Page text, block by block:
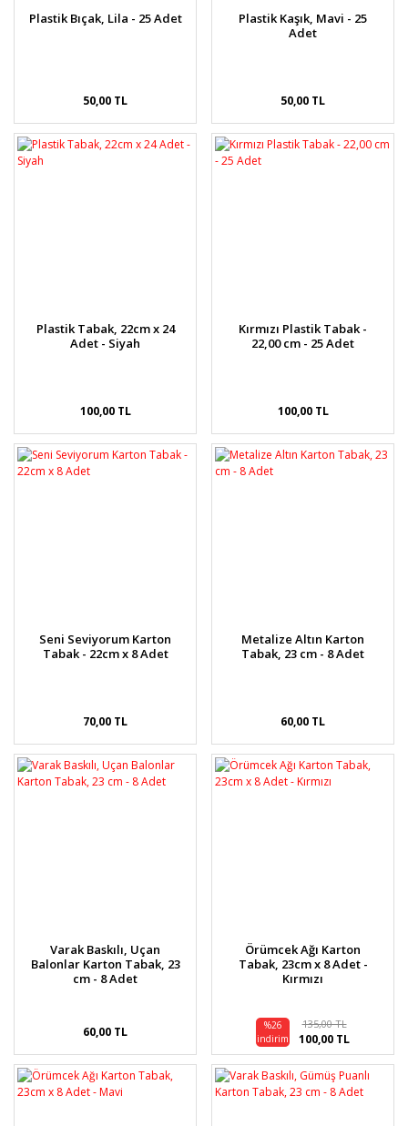
Plastik Bıçak, Lila - 25 Adet
50,00 TL
Plastik Kaşık, Mavi - 25
Adet
50,00 TL
Plastik Tabak, 22cm x 24
Adet - Siyah
100,00 TL
Kırmızı Plastik Tabak -
22,00 cm - 25 Adet
100,00 TL
Seni Seviyorum Karton
Tabak - 22cm x 8 Adet
70,00 TL
Metalize Altın Karton
Tabak, 23 cm - 8 Adet
60,00 TL
Varak Baskılı, Uçan
Balonlar Karton Tabak, 23
cm - 8 Adet
60,00 TL
Örümcek Ağı Karton
Tabak, 23cm x 8 Adet -
Kırmızı
%26
indirim
135,00 TL
100,00 TL